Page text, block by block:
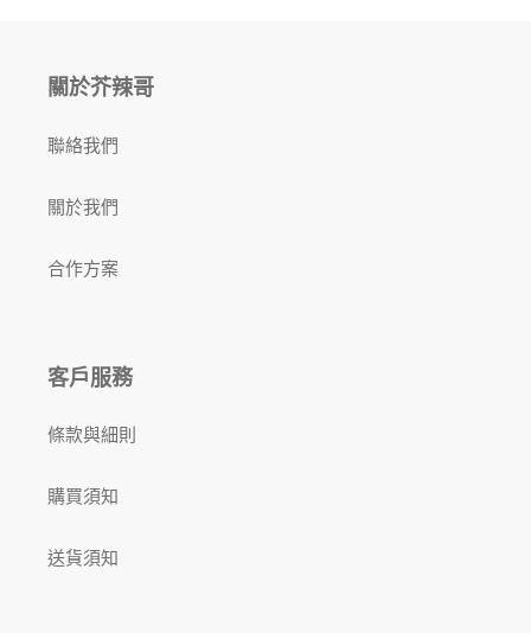
關於芥辣哥
聯絡我們
關於我們
合作方案
客戶服務
條款與細則
購買須知
送貨須知